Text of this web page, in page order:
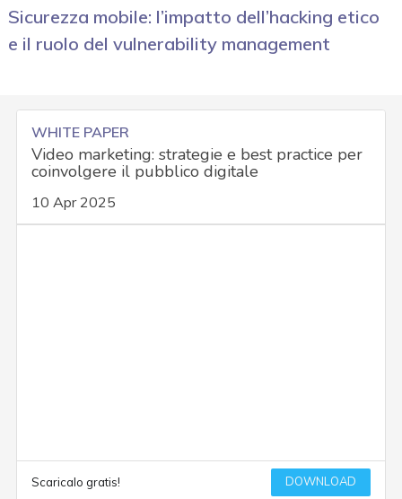
Sicurezza mobile: l’impatto dell’hacking etico
e il ruolo del vulnerability management
WHITE PAPER
Video marketing: strategie e best practice per
coinvolgere il pubblico digitale
10 Apr 2025
Scaricalo gratis! DOWNLOAD